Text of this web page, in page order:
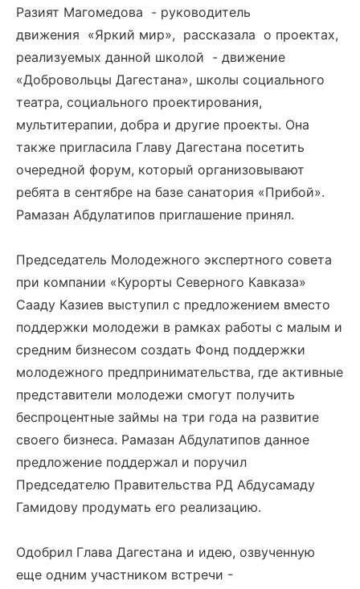
Разият Магомедова - руководитель
движения «Яркий мир», рассказала о проектах,
реализуемых данной школой - движение
«Добровольцы Дагестана», школы социального
театра, социального проектирования,
мультитерапии, добра и другие проекты. Она
также пригласила Главу Дагестана посетить
очередной форум, который организовывают
ребята в сентябре на базе санатория «Прибой».
Рамазан Абдулатипов приглашение принял.
Председатель Молодежного экспертного совета
при компании «Курорты Северного Кавказа»
Сааду Казиев выступил с предложением вместо
поддержки молодежи в рамках работы с малым и
средним бизнесом создать Фонд поддержки
молодежного предпринимательства, где активные
представители молодежи смогут получить
беспроцентные займы на три года на развитие
своего бизнеса. Рамазан Абдулатипов данное
предложение поддержал и поручил
Председателю Правительства РД Абдусамаду
Гамидову продумать его реализацию.
Одобрил Глава Дагестана и идею, озвученную
еще одним участником встречи -